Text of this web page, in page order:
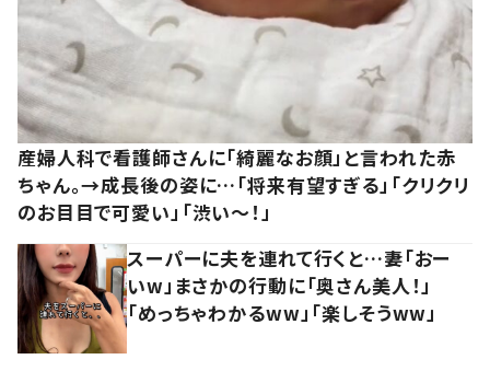
産婦人科で看護師さんに「綺麗なお顔」と言われた赤
ちゃん。→成長後の姿に…「将来有望すぎる」「クリクリ
のお目目で可愛い」「渋い～！」
スーパーに夫を連れて行くと…妻「おー
いw」まさかの行動に「奥さん美人！」
「めっちゃわかるww」「楽しそうww」